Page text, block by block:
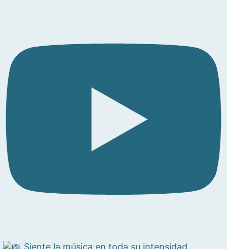
Siente la música en toda su intensidad